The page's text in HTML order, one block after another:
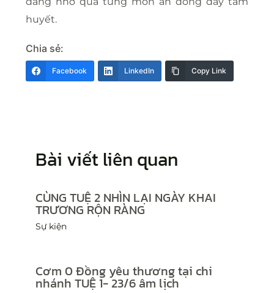
huyết.
Chia sẻ:
Facebook LinkedIn Copy Link
Bài viết liên quan
CÙNG TUỆ 2 NHÌN LẠI NGÀY KHAI
TRƯƠNG RỘN RÀNG
Sự kiện
Cơm 0 Đồng yêu thương tại chi
nhánh TUỆ 1- 23/6 âm lịch